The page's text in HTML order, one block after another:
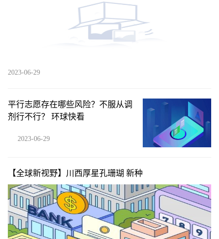
2023-06-29
平行志愿存在哪些风险？不服从调
剂行不行？ 环球快看
2023-06-29
【全球新视野】川西厚星孔珊瑚 新种